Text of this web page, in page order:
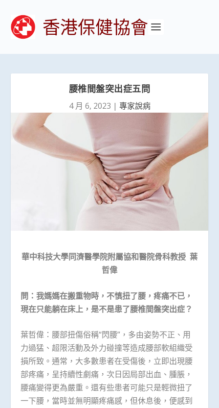
香港保健協會
腰椎間盤突出症五問
4 月 6, 2023 | 專家說病
華中科技大學同濟醫學院附屬協和醫院骨科教授 葉
哲偉
問：我媽媽在搬重物時，不慎扭了腰，疼痛不已，
現在只能躺在床上，是不是患了腰椎間盤突出症？
葉哲偉：腰部扭傷俗稱“閃腰”，多由姿勢不正、用
力過猛、超限活動及外力碰撞等造成腰部軟組織受
損所致。通常，大多數患者在受傷後，立即出現腰
部疼痛，呈持續性劇痛，次日因局部出血、腫脹，
腰痛變得更為嚴重。還有些患者可能只是輕微扭了
一下腰，當時並無明顯疼痛感，但休息後，便感到